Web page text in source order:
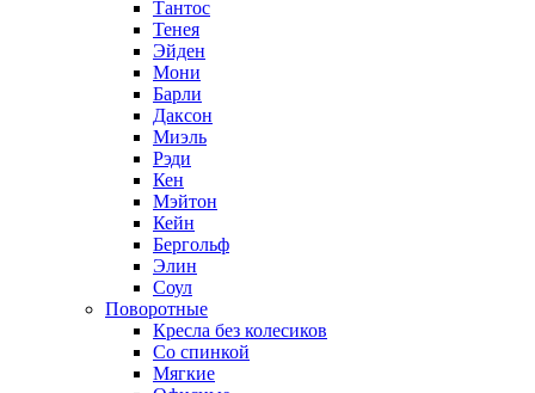
Тантос
Тенея
Эйден
Мони
Барли
Даксон
Миэль
Рэди
Кен
Мэйтон
Кейн
Бергольф
Элин
Соул
Поворотные
Кресла без колесиков
Со спинкой
Мягкие